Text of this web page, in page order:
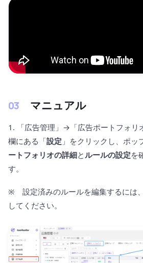
マニュアル
1. 「広告管理」→「広告ポートフォリ
欄にある「設定 」をクリックし、ポッ
ートフォリオの詳細とルールの設定を
す。
※ 設定済みのルールを編集するには
してください。